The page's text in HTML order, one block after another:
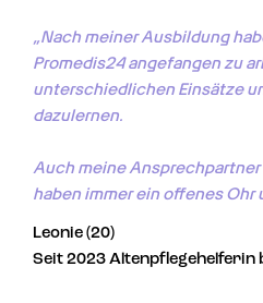
„Nach meiner Ausbildung
Promedis24 angefangen zu
unterschiedlichen Einsätze
dazulernen.
Auch meine
haben immer ein offenes Ohr
Leonie (20)
Seit 2023 Altenpflegehelferin